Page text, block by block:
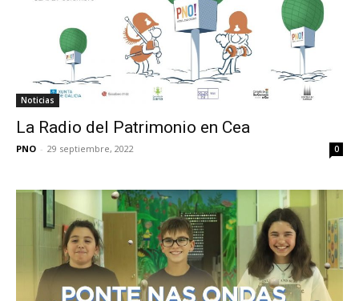
Noticias
La Radio del Patrimonio en Cea
PNO - 29 septiembre, 2022 0